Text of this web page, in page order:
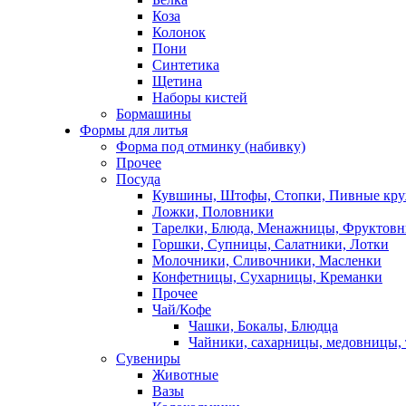
Коза
Колонок
Пони
Синтетика
Щетина
Наборы кистей
Бормашины
Формы для литья
Форма под отминку (набивку)
Прочее
Посуда
Кувшины, Штофы, Стопки, Пивные
Ложки, Половники
Тарелки, Блюда, Менажницы,
Горшки, Супницы, Салатники, Лотки
Молочники, Сливочники, Масленки
Конфетницы, Сухарницы, Креманки
Прочее
Чай/Кофе
Чашки, Бокалы, Блюдца
Чайники, сахарницы, медовницы,
Сувениры
Животные
Вазы